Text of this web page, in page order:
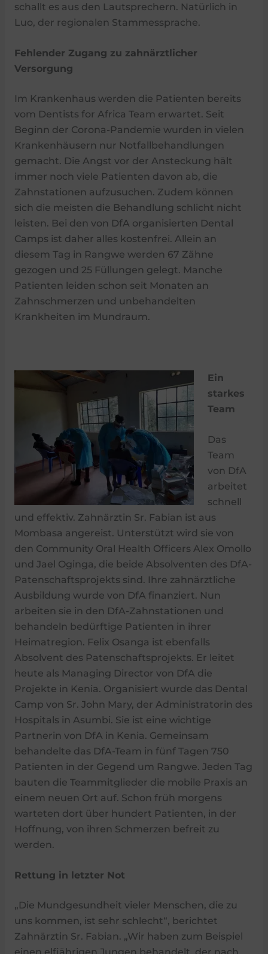
schallt es aus den Lautsprechern. Natürlich in
Luo, der regionalen Stammessprache.
Fehlender Zugang zu zahnärztlicher
Versorgung
Im Krankenhaus werden die Patienten bereits
vom Dentists for Africa Team erwartet. Seit
Beginn der Corona-Pandemie wurden in vielen
Krankenhäusern nur Notfallbehandlungen
gemacht. Die Angst vor der Ansteckung hält
immer noch viele Patienten davon ab, die
Zahnstationen aufzusuchen. Zudem können
sich die meisten die Behandlung schlicht nicht
leisten. Bei den von DfA organisierten Dental
Camps ist daher alles kostenfrei. Allein an
diesem Tag in Rangwe werden 67 Zähne
gezogen und 25 Füllungen gelegt. Manche
Patienten leiden schon seit Monaten an
Zahnschmerzen und unbehandelten
Krankheiten im Mundraum.
Ein
starkes
Team
Das
Team
von DfA
arbeitet
schnell
und effektiv. Zahnärztin Sr. Fabian ist aus
Mombasa angereist. Unterstützt wird sie von
den Community Oral Health Officers Alex Omollo
und Jael Oginga, die beide Absolventen des DfA-
Patenschaftsprojekts sind. Ihre zahnärztliche
Ausbildung wurde von DfA finanziert. Nun
arbeiten sie in den DfA-Zahnstationen und
behandeln bedürftige Patienten in ihrer
Heimatregion. Felix Osanga ist ebenfalls
Absolvent des Patenschaftsprojekts. Er leitet
heute als Managing Director von DfA die
Projekte in Kenia. Organisiert wurde das Dental
Camp von Sr. John Mary, der Administratorin des
Hospitals in Asumbi. Sie ist eine wichtige
Partnerin von DfA in Kenia. Gemeinsam
behandelte das DfA-Team in fünf Tagen 750
Patienten in der Gegend um Rangwe. Jeden Tag
bauten die Teammitglieder die mobile Praxis an
einem neuen Ort auf. Schon früh morgens
warteten dort über hundert Patienten, in der
Hoffnung, von ihren Schmerzen befreit zu
werden.
Rettung in letzter Not
„Die Mundgesundheit vieler Menschen, die zu
uns kommen, ist sehr schlecht“, berichtet
Zahnärztin Sr. Fabian. „Wir haben zum Beispiel